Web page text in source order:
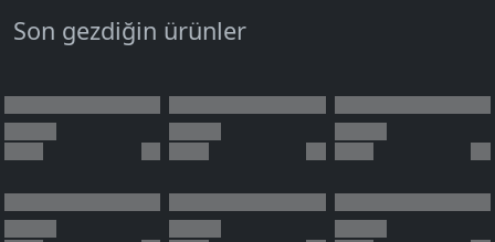
Son gezdiğin ürünler